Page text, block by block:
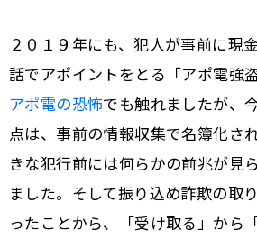
２０１９年にも、犯人が事前に現
話でアポイントをとる「アポ電強
アポ電の恐怖でも触れましたが、
点は、事前の情報収集で名簿化さ
きな犯行前には何らかの前兆が見
ました。そして振り込め詐欺の取
ったことから、「受け取る」から